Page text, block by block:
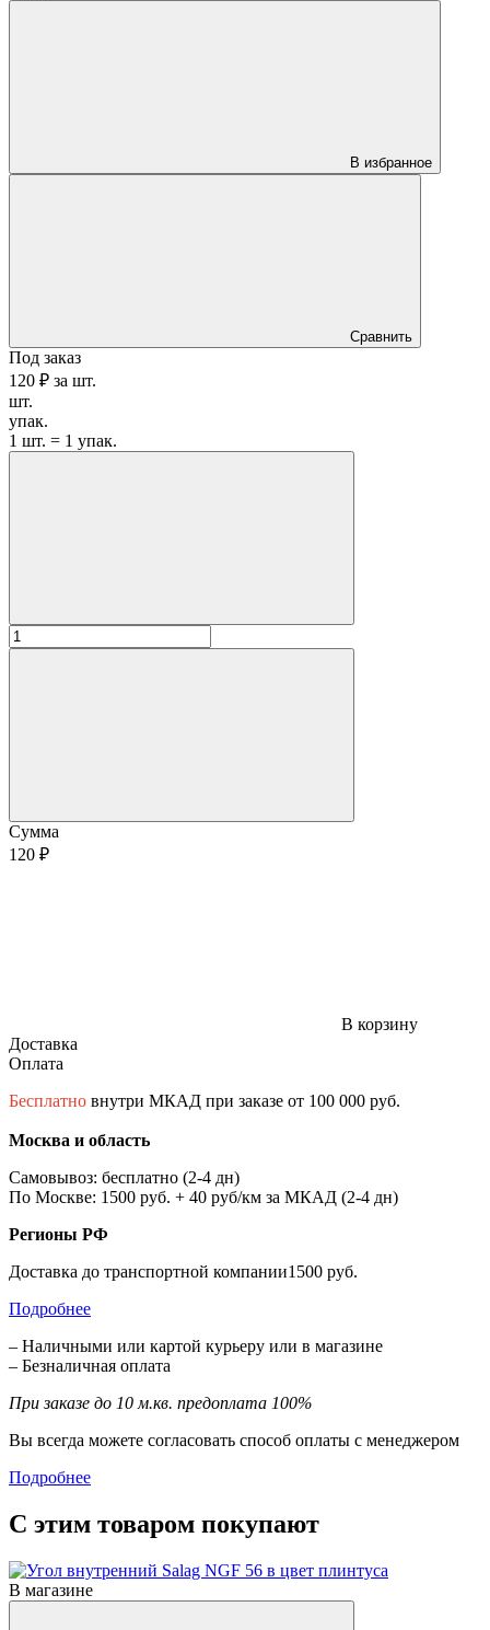
В избранное
Сравнить
Под заказ
120 ₽ за шт.
шт.
упак.
1 шт. = 1 упак.
Сумма
120 ₽
В корзину
Доставка
Оплата
Бесплатно внутри МКАД при заказе от 100 000 руб.
Москва и область
Самовывоз: бесплатно (2-4 дн)
По Москве: 1500 руб. + 40 руб/км за МКАД (2-4 дн)
Регионы РФ
Доставка до транспортной компании1500 руб.
Подробнее
– Наличными или картой курьеру или в магазине
– Безналичная оплата
При заказе до 10 м.кв. предоплата 100%
Вы всегда можете согласовать способ оплаты с менеджером
Подробнее
С этим товаром покупают
В магазине